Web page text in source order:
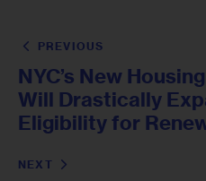
PREVIOUS
NYC’s New
Will Drastically
Eligibility for
NEXT